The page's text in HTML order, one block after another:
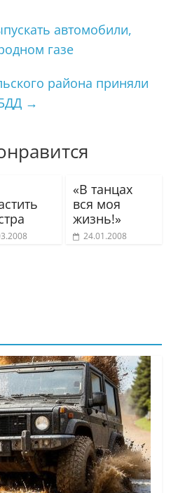
автомобили,
газе
района приняли
→
«В танцах
вся моя
жизнь!»
24.01.2008